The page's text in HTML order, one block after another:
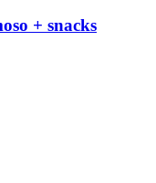
+ snacks